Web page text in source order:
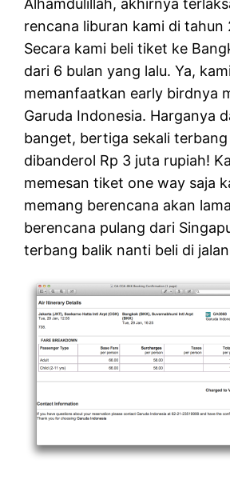
Alhamdulillah, akhirnya
rencana liburan kami di tahun
Secara kami beli tiket ke
dari 6 bulan yang lalu. Ya,
memanfaatkan early birdnya
Garuda Indonesia. Harganya
banget, bertiga sekali terbang
dibanderol Rp 3 juta rupiah!
memesan tiket one way saja
memang berencana akan
berencana pulang dari
terbang balik nanti beli di